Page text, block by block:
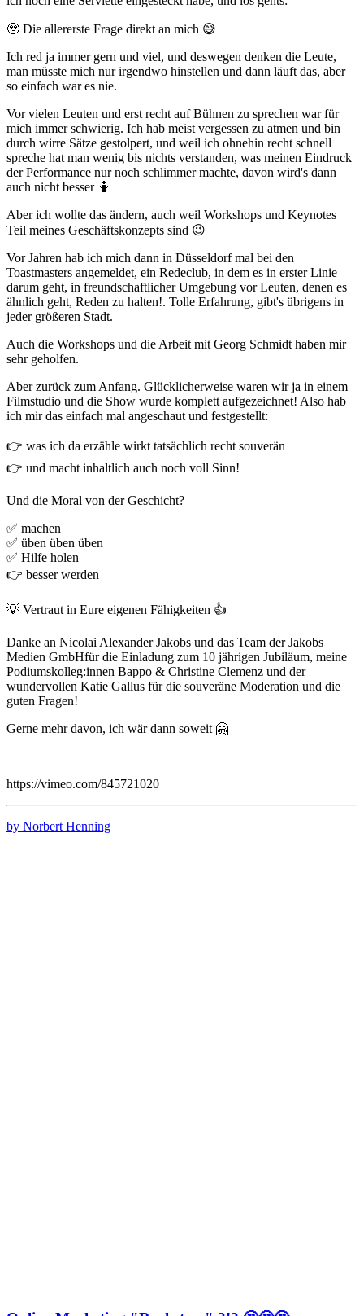
🥹 Die allererste Frage direkt an mich 😅
Ich red ja immer gern und viel, und deswegen denken die Leute,
man müsste mich nur irgendwo hinstellen und dann läuft das, aber
so einfach war es nie.
Vor vielen Leuten und erst recht auf Bühnen zu sprechen war für
mich immer schwierig. Ich hab meist vergessen zu atmen und bin
durch wirre Sätze gestolpert, und weil ich ohnehin recht schnell
spreche hat man wenig bis nichts verstanden, was meinen Eindruck
der Performance nur noch schlimmer machte, davon wird's dann
auch nicht besser 🤷
Aber ich wollte das ändern, auch weil Workshops und Keynotes
Teil meines Geschäftskonzepts sind 😉
Vor Jahren hab ich mich dann in Düsseldorf mal bei den
Toastmasters angemeldet, ein Redeclub, in dem es in erster Linie
darum geht, in freundschaftlicher Umgebung vor Leuten, denen es
ähnlich geht, Reden zu halten!. Tolle Erfahrung, gibt's übrigens in
jeder größeren Stadt.
Auch die Workshops und die Arbeit mit Georg Schmidt haben mir
sehr geholfen.
Aber zurück zum Anfang. Glücklicherweise waren wir ja in einem
Filmstudio und die Show wurde komplett aufgezeichnet! Also hab
ich mir das einfach mal angeschaut und festgestellt:
👉 was ich da erzähle wirkt tatsächlich recht souverän
👉 und macht inhaltlich auch noch voll Sinn!
Und die Moral von der Geschicht?
✅ machen
✅ üben üben üben
✅ Hilfe holen
👉 besser werden
💡 Vertraut in Eure eigenen Fähigkeiten 👍
Danke an Nicolai Alexander Jakobs und das Team der Jakobs
Medien GmbHfür die Einladung zum 10 jährigen Jubiläum, meine
Podiumskolleg:innen Bappo & Christine Clemenz und der
wundervollen Katie Gallus für die souveräne Moderation und die
guten Fragen!
Gerne mehr davon, ich wär dann soweit 🤗
https://vimeo.com/845721020
by Norbert Henning